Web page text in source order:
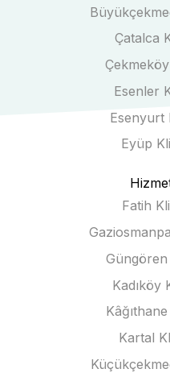
Çatalca
Esenler
Esenyurt
Eyüp
Fatih
Güngören
Kadıköy
Kartal